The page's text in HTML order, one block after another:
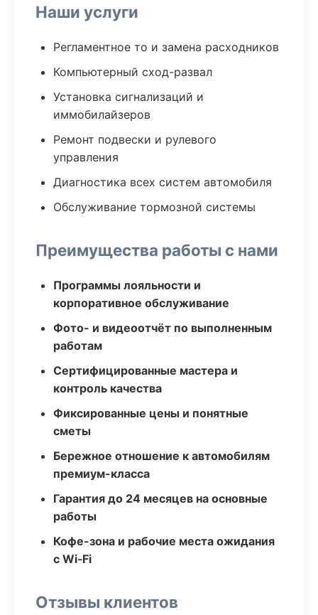
Наши услуги
Регламентное то и замена расходников
Компьютерный сход-развал
Установка сигнализаций и
иммобилайзеров
Ремонт подвески и рулевого
управления
Диагностика всех систем автомобиля
Обслуживание тормозной системы
Преимущества работы с нами
Программы лояльности и
корпоративное обслуживание
Фото- и видеоотчёт по выполненным
работам
Сертифицированные мастера и
контроль качества
Фиксированные цены и понятные
сметы
Бережное отношение к автомобилям
премиум-класса
Гарантия до 24 месяцев на основные
работы
Кофе-зона и рабочие места ожидания
с Wi‑Fi
Отзывы клиентов